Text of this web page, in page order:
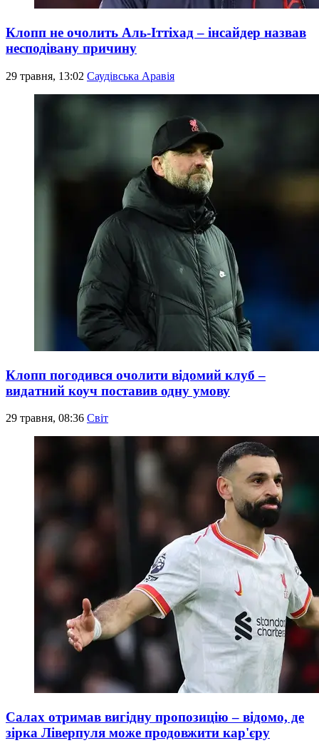
Клопп не очолить Аль-Іттіхад – інсайдер назвав
несподівану причину
29 травня, 13:02 Саудівська Аравія
Клопп погодився очолити відомий клуб –
видатний коуч поставив одну умову
29 травня, 08:36 Світ
Салах отримав вигідну пропозицію – відомо, де
зірка Ліверпуля може продовжити кар'єру